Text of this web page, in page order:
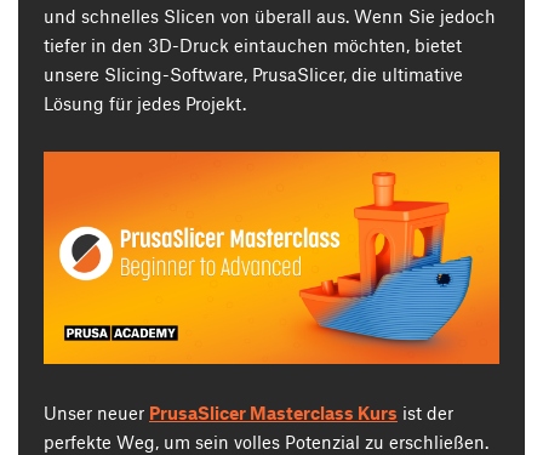
und schnelles Slicen von überall aus. Wenn Sie jedoch
tiefer in den 3D-Druck eintauchen möchten, bietet
unsere Slicing-Software, PrusaSlicer, die ultimative
Lösung für jedes Projekt.
Unser neuer PrusaSlicer Masterclass Kurs ist der
perfekte Weg, um sein volles Potenzial zu erschließen.